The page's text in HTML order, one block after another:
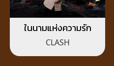
ในนามแห่งความรัก
CLASH